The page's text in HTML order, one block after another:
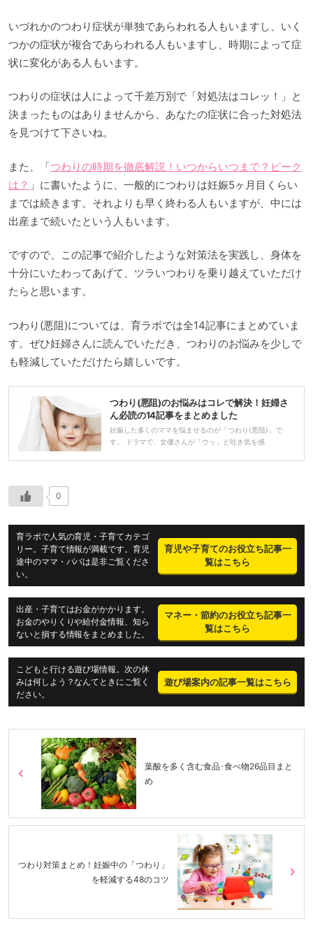
いづれかのつわり症状が単独であらわれる人もいますし、いく
つかの症状が複合であらわれる人もいますし、時期によって症
状に変化がある人もいます。
つわりの症状は人によって千差万別で「対処法はコレッ！」と
決まったものはありませんから、あなたの症状に合った対処法
を見つけて下さいね。
また、「つわりの時期を徹底解説！いつからいつまで？ピーク
は？ 」に書いたように、一般的につわりは妊娠5ヶ月目くらい
までは続きます。それよりも早く終わる人もいますが、中には
出産まで続いたという人もいます。
ですので、この記事で紹介したような対策法を実践し、身体を
十分にいたわってあげて、ツラいつわりを乗り越えていただけ
たらと思います。
つわり(悪阻)については、育ラボでは全14記事にまとめていま
す。ぜひ妊婦さんに読んでいただき、つわりのお悩みを少しで
も軽減していただけたら嬉しいです。
つわり(悪阻)のお悩みはコレで解決！妊婦さ
ん必読の14記事をまとめました
妊娠した多くのママを悩ませるのが「つわり(悪阻)」で
す。 ドラマで、女優さんが「ウッ」と吐き気を感
0
育ラボで人気の育児・子育てカテゴ
リー。子育て情報が満載です。育児
途中のママ・パパは是非ご覧くださ
い。
育児や子育てのお役立ち記事一
覧はこちら
出産・子育てはお金がかかります。
お金のやりくりや給付金情報、知ら
ないと損する情報をまとめました。
マネー・節約のお役立ち記事一
覧はこちら
こどもと行ける遊び場情報。次の休
みは何しよう？なんてときにご覧く
ださい。
遊び場案内の記事一覧はこちら
葉酸を多く含む食品･食べ物26品目まと
め
つわり対策まとめ！妊娠中の「つわり」
を軽減する48のコツ